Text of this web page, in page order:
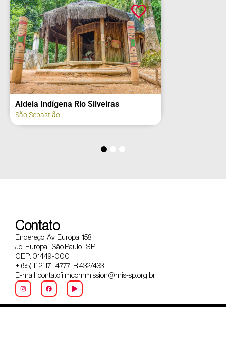
Aldeia Indígena Rio Silveiras
São Sebastião
Contato
Endereço: Av. Europa, 158
Jd. Europa - São Paulo - SP
CEP: 01449-000
+ (55) 11 2117 - 4777 R 432/433
E-mail: contatofilmcommission@mis-sp.org.br